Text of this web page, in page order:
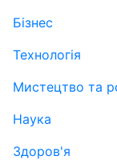
Бізнес
Технологія
Мистецтво та
Наука
Здоров'я